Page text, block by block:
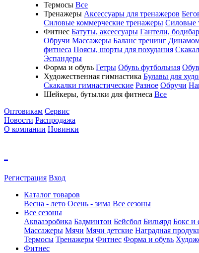
Термосы Все
Тренажеры Аксессуары для тренажеров
Силовые коммерческие тренажеры Силовые
Фитнес Батуты, аксессуары Гантели,
Обручи Массажеры Баланс тренинг
фитнеса Поясы, шорты для похудания
Эспандеры
Форма и обувь Гетры Обувь футбольная
Художественная гимнастика Булавы для
Скакалки гимнастические Разное Обручи
Шейкеры, бутылки для фитнеса Все
Оптовикам Сервис
Новости Распродажа
О компании Новинки
Регистрация Вход
Каталог товаров
Весна - лето Осень - зима Все сезоны
Все сезоны
Аквааэробика Бадминтон Бейсбол Бильярд Бокс и
Массажеры Мячи Мячи детские Наградная
Термосы Тренажеры Фитнес Форма и обувь
Фитнес